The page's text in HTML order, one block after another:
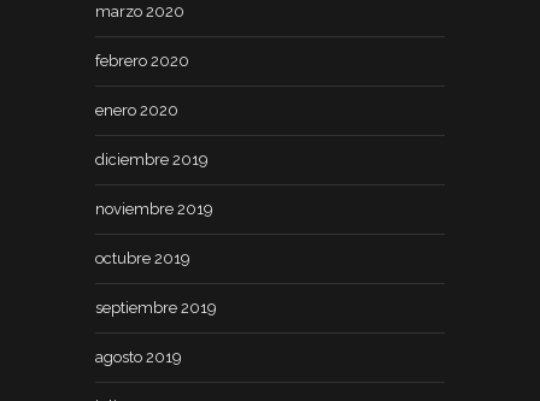
marzo 2020
febrero 2020
enero 2020
diciembre 2019
noviembre 2019
octubre 2019
septiembre 2019
agosto 2019